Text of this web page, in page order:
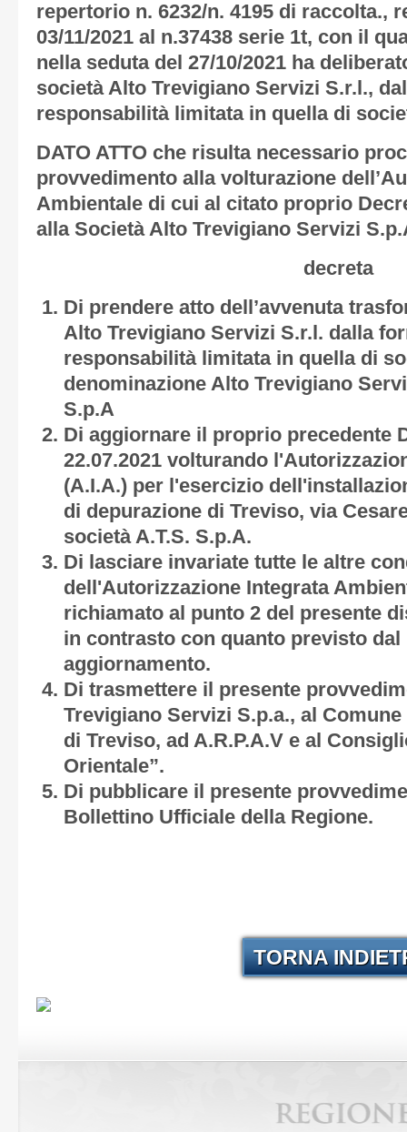
repertorio n. 6232/n. 4195 di raccolta.,
03/11/2021 al n.37438 serie 1t, con il
nella seduta del 27/10/2021 ha
società Alto Trevigiano Servizi S.r.l.,
responsabilità limitata in quella di
DATO ATTO che risulta necessario
provvedimento alla volturazione
Ambientale di cui al citato proprio
alla Società Alto Trevigiano Servizi
decreta
Di prendere atto dell’avvenuta
Alto Trevigiano Servizi S.r.l. dalla
responsabilità limitata in quella di
denominazione Alto Trevigiano
S.p.A
Di aggiornare il proprio precedente
22.07.2021 volturando
(A.I.A.) per l'esercizio
di depurazione di Treviso, via
società A.T.S. S.p.A.
Di lasciare invariate tutte le altre
dell'Autorizzazione Integrata
richiamato al punto 2 del presente
in contrasto con quanto previsto
aggiornamento.
Di trasmettere il presente
Trevigiano Servizi S.p.a., al
di Treviso, ad A.R.P.A.V e al
Orientale”.
Di pubblicare il presente
Bollettino Ufficiale della Regione.
TORNA